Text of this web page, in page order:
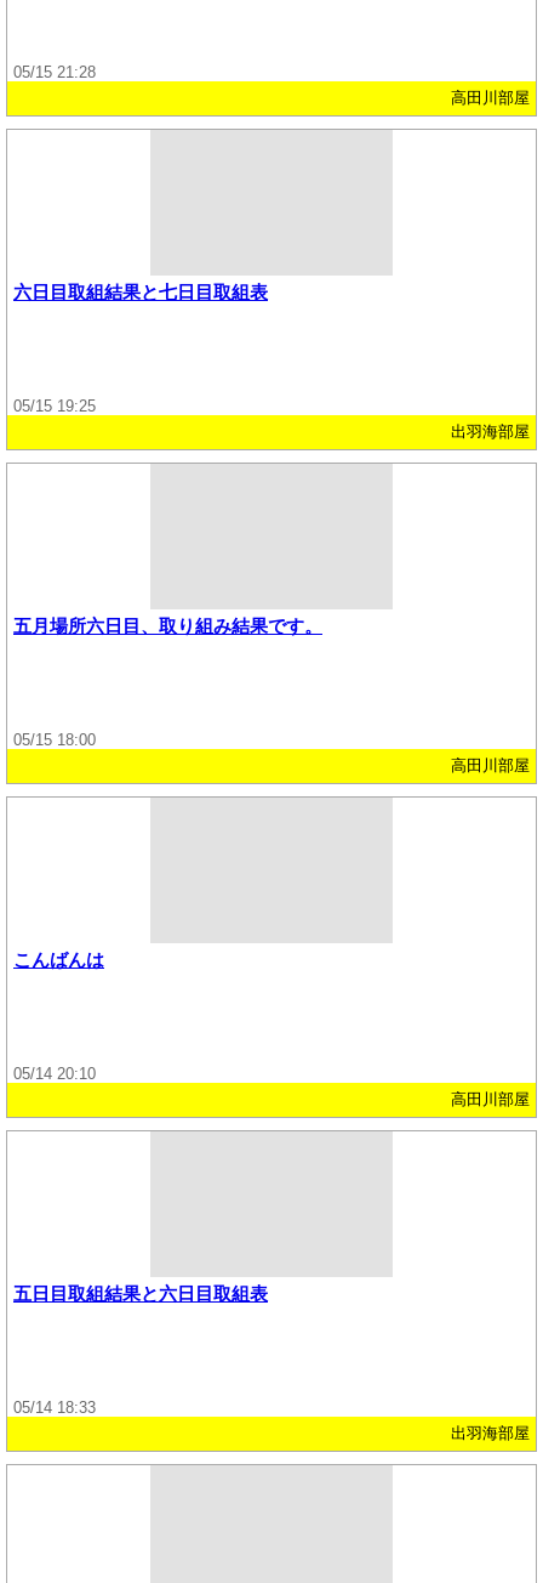
05/15 21:28
高田川部屋
六日目取組結果と七日目取組表
05/15 19:25
出羽海部屋
五月場所六日目、取り組み結果です。
05/15 18:00
高田川部屋
こんばんは
05/14 20:10
高田川部屋
五日目取組結果と六日目取組表
05/14 18:33
出羽海部屋